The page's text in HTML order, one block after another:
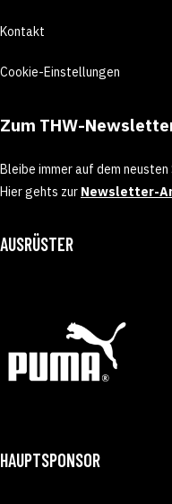
Kontakt
Cookie-Einstellungen
Zum THW-
Bleibe immer auf dem neusten
Hier gehts zur Newsletter-
AUSRÜSTER
HAUPTSPONSOR